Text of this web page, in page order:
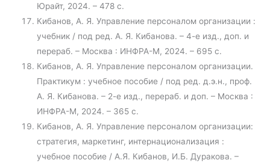
Юрайт, 2024. – 478 с.
Кибанов, А. Я. Управление персоналом организации :
учебник / под ред. А. Я. Кибанова. – 4-е изд., доп. и
перераб. – Москва : ИНФРА-М, 2024. – 695 с.
Кибанов, А. Я. Управление персоналом организации.
Практикум : учебное пособие / под ред. д.э.н., проф.
А. Я. Кибанова. – 2-е изд., перераб. и доп. – Москва :
ИНФРА-М, 2024. – 365 с.
Кибанов, А. Я. Управление персоналом организации:
стратегия, маркетинг, интернационализация :
учебное пособие / А.Я. Кибанов, И.Б. Дуракова. –